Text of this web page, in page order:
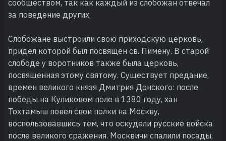
сообществом, так как каждый из слобожан отвечал
за поведение других.
Слобожане выстроили свою приходскую церковь,
придел которой был посвящен св. Пимену. В старой
слободе у воротников также была церковь,
посвященная этому святому. Существует предание,
времен великого князя Дмитрия Донского: после
победы на Куликовом поле в 1380 году, хан
Тохтамыш повел свои полки на Москву,
воспользовавшись тем, что оскудели русские войска
после великого сражения. Москвичи спалили посады,